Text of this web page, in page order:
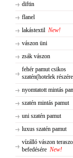
diftin
flanel
lakástextil New!
vászon üni
zsák vászon
fehér pamut csikos
szatén(hotelek
nyomtatott mintás
szatén mintás pamut
uni szatén pamut
luxus szatén pamut
vízálló vászon
befedésére New!